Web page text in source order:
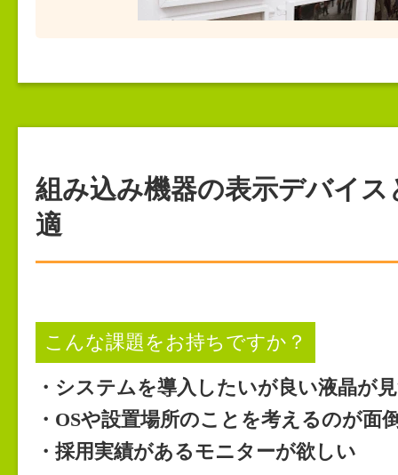
組み込み機器の表示デバイス
適
こんな課題をお持ちですか？
・システムを導入したいが良い液晶が
・OSや設置場所のことを考えるのが面
・採用実績があるモニターが欲しい